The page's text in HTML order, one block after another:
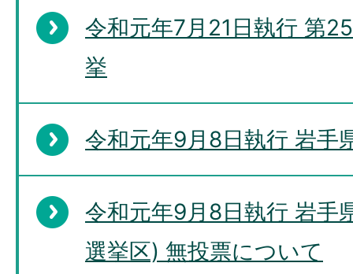
令和元年7月21日執行 第
挙
令和元年9月8日執行 岩手
令和元年9月8日執行 岩手
選挙区) 無投票について